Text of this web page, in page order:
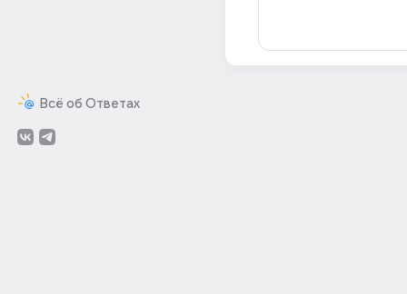
Всё об Ответах